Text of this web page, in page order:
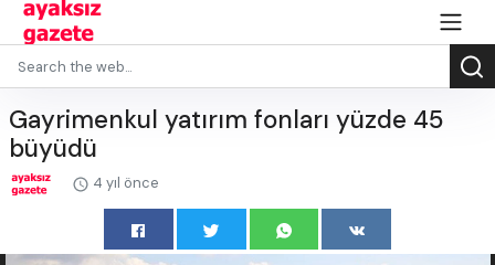
Gayrimenkul yatırım fonları yüzde 45
büyüdü
4 yıl önce